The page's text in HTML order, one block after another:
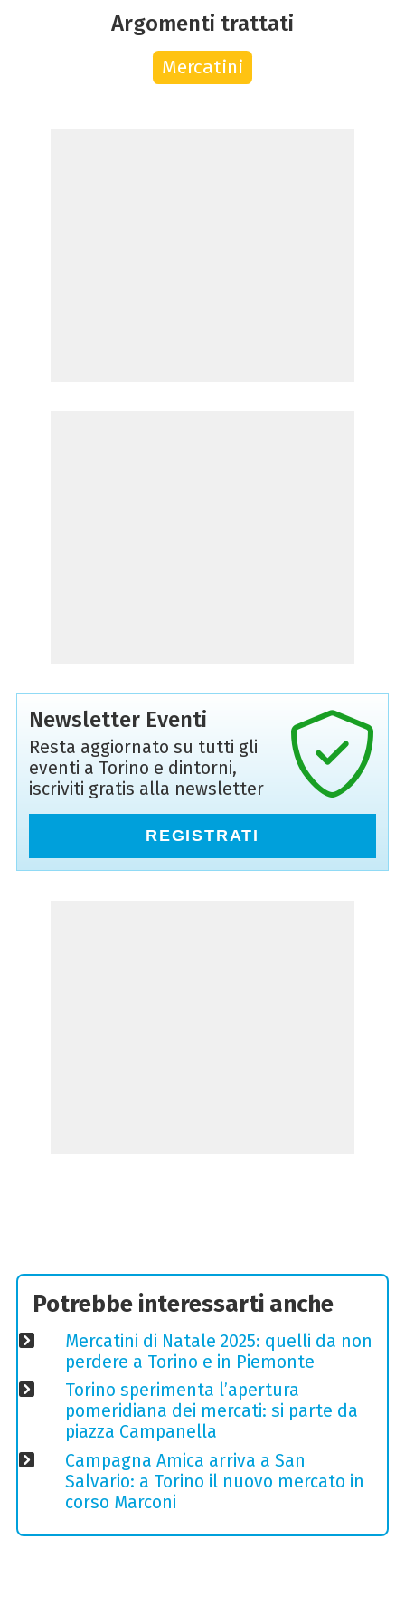
Argomenti trattati
Mercatini
Newsletter Eventi
Resta aggiornato su tutti gli
eventi a Torino e dintorni,
iscriviti gratis alla newsletter
REGISTRATI
Potrebbe interessarti anche
Mercatini di Natale 2025: quelli da non
perdere a Torino e in Piemonte
Torino sperimenta l’apertura
pomeridiana dei mercati: si parte da
piazza Campanella
Campagna Amica arriva a San
Salvario: a Torino il nuovo mercato in
corso Marconi